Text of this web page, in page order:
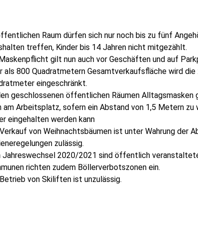
Raum dürfen sich nur noch bis zu fünf
treffen, Kinder bis 14 Jahren nicht mitgezählt.
gilt nun auch vor Geschäften und auf
als 800 Quadratmetern Gesamtverkaufsfläche wird die
eingeschränkt.
geschlossenen öffentlichen Räumen Alltagsmasken
am Arbeitsplatz, sofern ein Abstand von 1,5 Metern zu
eingehalten werden kann
von Weihnachtsbäumen ist unter Wahrung der
zulässig.
Jahreswechsel 2020/2021 sind öffentlich
richten zudem Böllerverbotszonen ein.
von Skiliften ist unzulässig.